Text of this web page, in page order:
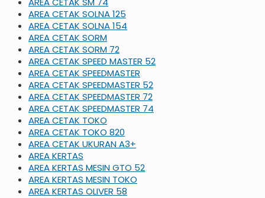
AREA CETAK SOLNA 125
AREA CETAK SOLNA 154
AREA CETAK SORM
AREA CETAK SORM 72
AREA CETAK SPEED MASTER 52
AREA CETAK SPEEDMASTER
AREA CETAK SPEEDMASTER 52
AREA CETAK SPEEDMASTER 72
AREA CETAK SPEEDMASTER 74
AREA CETAK TOKO
AREA CETAK TOKO 820
AREA CETAK UKURAN A3+
AREA KERTAS
AREA KERTAS MESIN GTO 52
AREA KERTAS MESIN TOKO
AREA KERTAS OLIVER 58